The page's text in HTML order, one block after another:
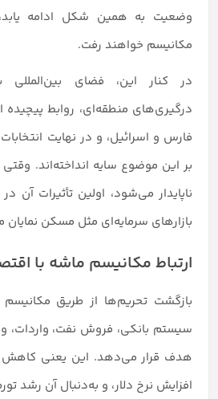
وضعیت به همین شکل ادامه
مکانیسم خواهند رفت.
در کنار این، فضای
درگیری‌های منطقه‌ای، روابط پیچیده
فارس و اسرائیل، و در نهایت
بر این موضوع سایه انداخته‌اند.
ناپایدار می‌شود، اولین تأثیرات آن
بازارهای سرمایه‌ای مثل مسکن
ارتباط مکانیسم ماشه با
بازگشت تحریم‌ها از طریق
سیستم بانکی، فروش نفت، واردات، و
هدف قرار می‌دهد. این یعنی کاهش
افزایش نرخ دلار، و به‌دنبال آن رشد